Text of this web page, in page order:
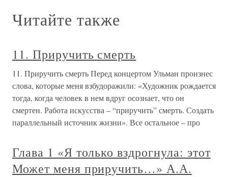
Читайте также
11. Приручить смерть
11. Приручить смерть Перед концертом Ульман произнес
слова, которые меня взбудоражили: «Художник рождается
тогда, когда человек в нем вдруг осознает, что он
смертен. Работа искусства – “приручить” смерть. Создать
параллельный источник жизни». Все остальное – про
Глава 1 «Я только вздрогнула: этот
Может меня приручить…» А.А.